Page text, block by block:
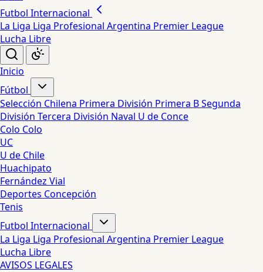
Futbol Internacional
La Liga Liga Profesional Argentina Premier League
Lucha Libre
Inicio
Fútbol
Selección Chilena Primera División Primera BSegunda
División Tercera División Naval U de Conce
Colo Colo
UC
U de Chile
Huachipato
Fernández Vial
Deportes Concepción
Tenis
Futbol Internacional
La Liga Liga Profesional Argentina Premier League
Lucha Libre
AVISOS LEGALES